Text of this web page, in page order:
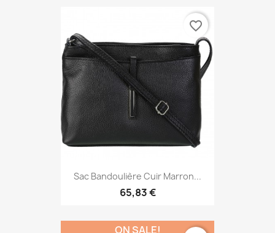
Sac Bandoulière Cuir Marron...
65,83 €
favorite_border
ON SALE!